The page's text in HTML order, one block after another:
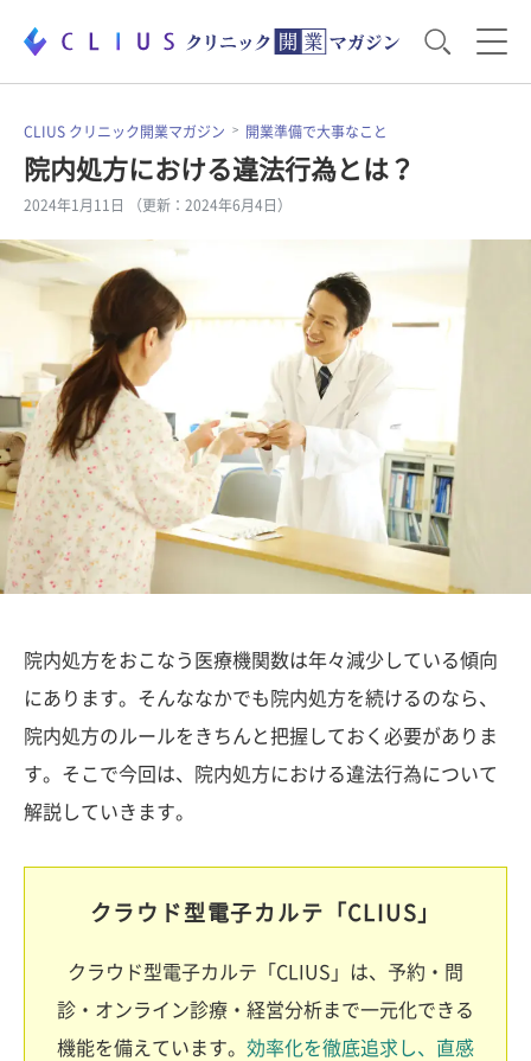
お役立ち資料 運営・経営のポイント
開業医のリアル
電子カルテ・ICT 医療機器・事務機器
集患のコツ セミナー
CLIUS クリニック開業マガジン 開業準備で大事なこと
院内処方における違法行為とは？
2024年1月11日 （更新：2024年6月4日）
院内処方をおこなう医療機関数は年々減少している傾向
にあります。そんななかでも院内処方を続けるのなら、
院内処方のルールをきちんと把握しておく必要がありま
す。そこで今回は、院内処方における違法行為について
解説していきます。
クラウド型電子カルテ「CLIUS」
クラウド型電子カルテ「CLIUS」は、予約・問
診・オンライン診療・経営分析まで一元化できる
機能を備えています。 効率化を徹底追求し、直感